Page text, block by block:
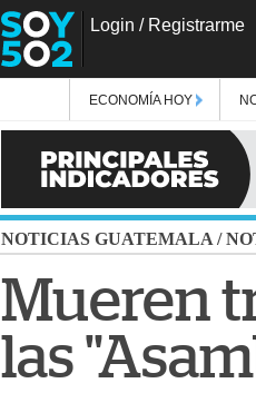
Login / Registrarme
ECONOMÍA HOY
NOTICIAS GUATEMALA /
Mueren
las